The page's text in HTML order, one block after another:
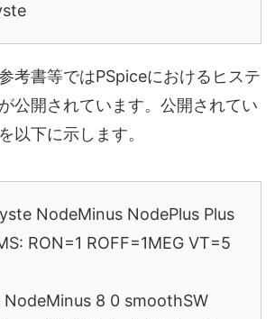
考書等ではPSpiceにおけるヒステ
公開されています。公開されてい
以下に示します。
NodeMinus NodePlus Plus
RON=1 ROFF=1MEG VT=5
NodeMinus 8 0 smoothSW